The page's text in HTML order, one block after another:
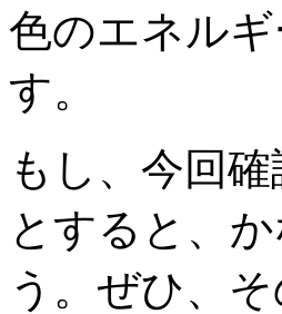
色のエネル
す。
もし、今回
とすると、
う。ぜひ、